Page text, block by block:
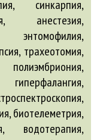
синкарпия,
анестезия,
энтомофилия,
трахеотомия,
биотелеметрия,
водотерапия,